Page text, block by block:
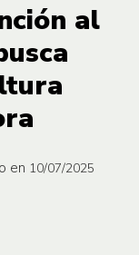
al
en 10/07/2025